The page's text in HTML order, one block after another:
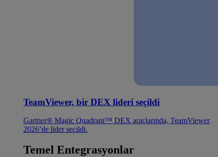
TeamViewer, bir DEX lideri seçildi
Gartner® Magic Quadrant™ DEX araçlarında, TeamViewer
2026’de lider seçildi.
Temel Entegrasyonlar